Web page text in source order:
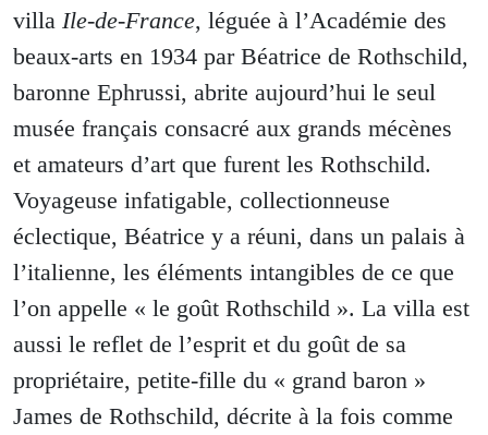
villa Ile-de-France, léguée à l’Académie des
beaux-arts en 1934 par Béatrice de Rothschild,
baronne Ephrussi, abrite aujourd’hui le seul
musée français consacré aux grands mécènes
et amateurs d’art que furent les Rothschild.
Voyageuse infatigable, collectionneuse
éclectique, Béatrice y a réuni, dans un palais à
l’italienne, les éléments intangibles de ce que
l’on appelle « le goût Rothschild ». La villa est
aussi le reflet de l’esprit et du goût de sa
propriétaire, petite-fille du « grand baron »
James de Rothschild, décrite à la fois comme